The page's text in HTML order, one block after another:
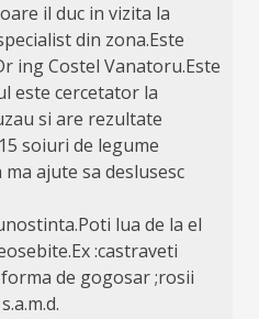
il duc in vizita la
din zona.Este
ing Costel Vanatoru.Este
este cercetator la
si are rezultate
soiuri de legume
ajute sa deslusesc
lua de la el
:castraveti
de gogosar ;rosii